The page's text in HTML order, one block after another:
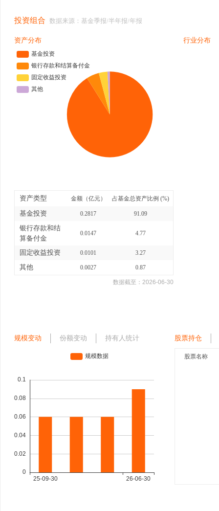
投资组合 数据来源：基金季报/半年报/年报
资产分布
资产类型 金额（亿元） 占基金总资产比例 (%)
基金投资 0.2817 91.09
银行存款和结
算备付金
0.0147 4.77
固定收益投资 0.0101 3.27
其他 0.0027 0.87
数据截至： 2026-06-30
行业分布
规模变动 份额变动 持有人统计 股票持仓
股票名称